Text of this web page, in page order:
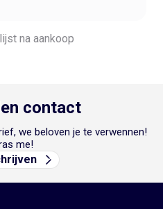
na aankoop
contact
we beloven je te verwennen!
me!